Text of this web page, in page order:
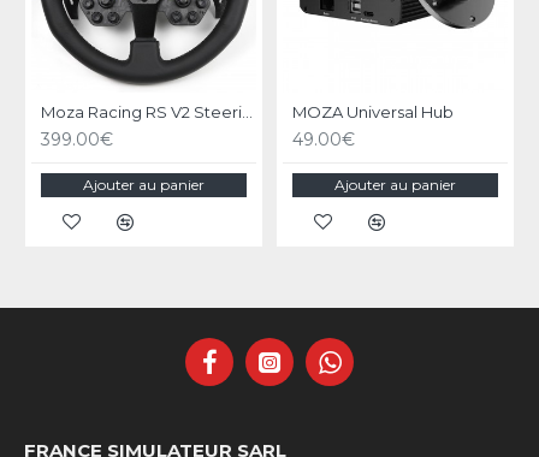
399.00€
Ajouter au panier
MOZA Universal Hub
49.00€
Ajouter au panier
FRANCE SIMULATEUR SARL